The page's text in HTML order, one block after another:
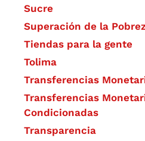
Sucre
Superación de la
Tiendas para la gente
Tolima
Transferencias
Transferencias
Condicionadas
Transparencia